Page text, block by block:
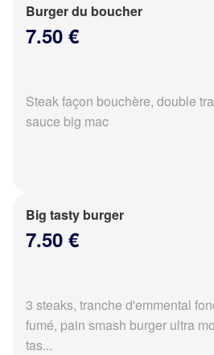
Burger du boucher
7.50 €
Steak façon bouchère, double
sauce big mac
Big tasty burger
7.50 €
3 steaks, tranche d'emmental
fumé, pain smash burger ultra
tas...